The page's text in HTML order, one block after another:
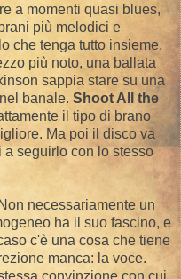
a momenti quasi blues,
più melodici e
che tenga tutto insieme.
più noto, una ballata
sappia stare su una
banale. Shoot All the
il tipo di brano
Ma poi il disco va
a seguirlo con lo stesso
necessariamente un
ha il suo fascino, e
c'è una cosa che tiene
manca: la voce.
convinzione con cui